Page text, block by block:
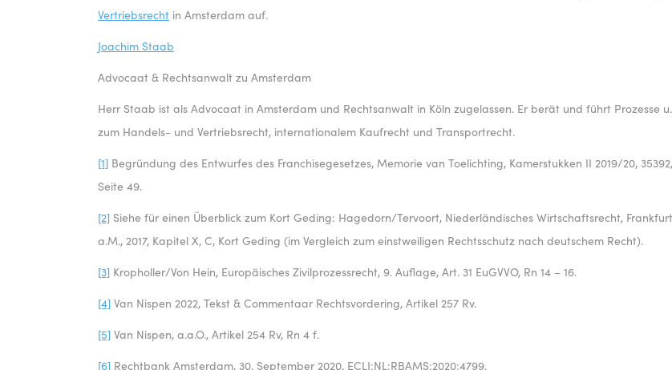
Vertriebsrecht in Amsterdam auf.
Joachim Staab
Advocaat & Rechtsanwalt zu Amsterdam
Herr Staab ist als Advocaat in Amsterdam und Rechtsanwalt in Köln zugelassen. Er berät und führt Prozesse
zum Handels- und Vertriebsrecht, internationalem Kaufrecht und Transportrecht.
[1] Begründung des Entwurfes des Franchisegesetzes, Memorie van Toelichting, Kamerstukken II 2019/20,
Seite 49.
[2] Siehe für einen Überblick zum Kort Geding: Hagedorn/Tervoort, Niederländisches Wirtschaftsrecht, Frankfurt
a.M., 2017, Kapitel X, C, Kort Geding (im Vergleich zum einstweiligen Rechtsschutz nach deutschem Recht).
[3] Kropholler/Von Hein, Europäisches Zivilprozessrecht, 9. Auflage, Art. 31 EuGVVO, Rn 14 – 16.
[4] Van Nispen 2022, Tekst & Commentaar Rechtsvordering, Artikel 257 Rv.
[5] Van Nispen, a.a.O., Artikel 254 Rv, Rn 4 f.
[6] Rechtbank Amsterdam, 30. September 2020, ECLI:NL:RBAMS:2020:4799.